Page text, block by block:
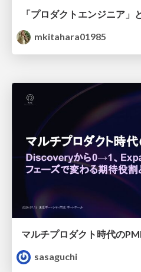
mkitahara01985
sasaguchi